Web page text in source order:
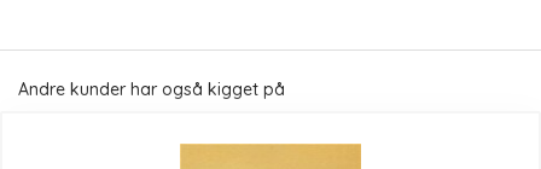
Andre kunder har også kigget på